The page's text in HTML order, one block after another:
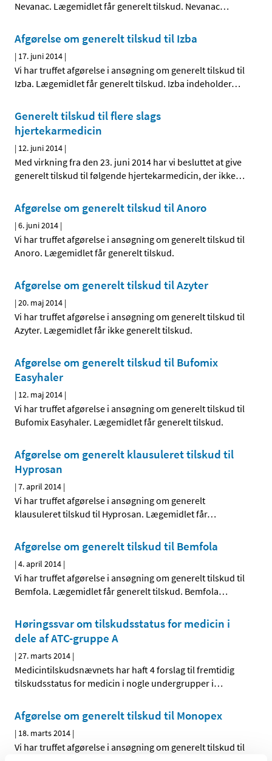
Nevanac. Lægemidlet får generelt tilskud. Nevanac…
Afgørelse om generelt tilskud til Izba
| 17. juni 2014 |
Vi har truffet afgørelse i ansøgning om generelt tilskud til
Izba. Lægemidlet får generelt tilskud. Izba indeholder…
Generelt tilskud til flere slags
hjertekarmedicin
| 12. juni 2014 |
Med virkning fra den 23. juni 2014 har vi besluttet at give
generelt tilskud til følgende hjertekarmedicin, der ikke…
Afgørelse om generelt tilskud til Anoro
|6. juni 2014 |
Vi har truffet afgørelse i ansøgning om generelt tilskud til
Anoro. Lægemidlet får generelt tilskud.
Afgørelse om generelt tilskud til Azyter
|20. maj 2014 |
Vi har truffet afgørelse i ansøgning om generelt tilskud til
Azyter. Lægemidlet får ikke generelt tilskud.
Afgørelse om generelt tilskud til Bufomix
Easyhaler
| 12. maj 2014 |
Vi har truffet afgørelse i ansøgning om generelt tilskud til
Bufomix Easyhaler. Lægemidlet får generelt tilskud.
Afgørelse om generelt klausuleret tilskud til
Hyprosan
|7. april 2014 |
Vi har truffet afgørelse i ansøgning om generelt
klausuleret tilskud til Hyprosan. Lægemidlet får…
Afgørelse om generelt tilskud til Bemfola
|4. april 2014 |
Vi har truffet afgørelse i ansøgning om generelt tilskud til
Bemfola. Lægemidlet får generelt tilskud. Bemfola…
Høringssvar om tilskudsstatus for medicin i
dele af ATC-gruppe A
|27. marts 2014 |
Medicintilskudsnævnets har haft 4 forslag til fremtidig
tilskudsstatus for medicin i nogle undergrupper i…
Afgørelse om generelt tilskud til Monopex
| 18. marts 2014 |
Vi har truffet afgørelse i ansøgning om generelt tilskud til